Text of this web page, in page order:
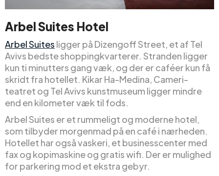
Arbel Suites Hotel
Arbel Suites ligger på Dizengoff Street, et af Tel
Avivs bedste shoppingkvarterer. Stranden ligger
kun ti minutters gang væk, og der er caféer kun få
skridt fra hotellet. Kikar Ha-Medina, Cameri-
teatret og Tel Avivs kunstmuseum ligger mindre
end en kilometer væk til fods.
Arbel Suites er et rummeligt og moderne hotel,
som tilbyder morgenmad på en café i nærheden.
Hotellet har også vaskeri, et businesscenter med
fax og kopimaskine og gratis wifi. Der er mulighed
for parkering mod et ekstra gebyr.